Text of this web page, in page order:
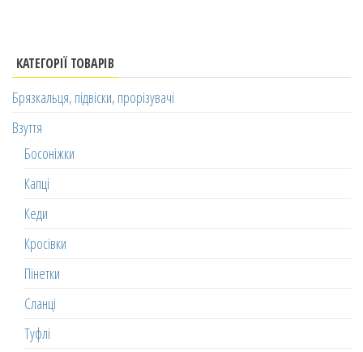
КАТЕГОРІЇ ТОВАРІВ
Брязкальця, підвіски, прорізувачі
Взуття
Босоніжки
Капці
Кеди
Кросівки
Пінетки
Сланці
Туфлі